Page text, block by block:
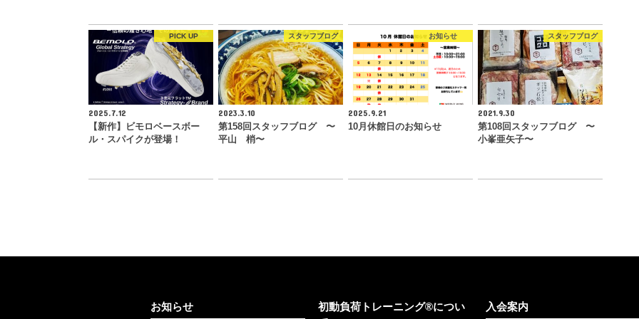
PICK UP
2025.7.12
【新作】ビモロベースボー
ル・スパイクが登場！
スタッフブログ
2023.3.10
第158回スタッフブログ 〜
平山 梢〜
お知らせ
2025.9.21
10月休館日のお知らせ
スタッフブログ
2021.9.30
第108回スタッフブログ 〜
小峯亜矢子〜
お知らせ
初動負荷トレーニング®につい
入会案内